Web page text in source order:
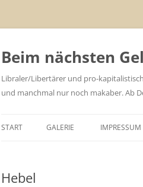
Zum
springen
Beim nächsten
Libraler/Libertärer und pro-
und manchmal nur noch makaber. Ab
START GALERIE IMPRESSUM
Hebel